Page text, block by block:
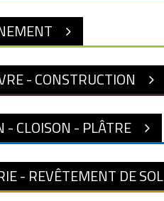
- CONSTRUCTION
- CLOISON - PLÂTRE
- REVÊTEMENT DE SOL